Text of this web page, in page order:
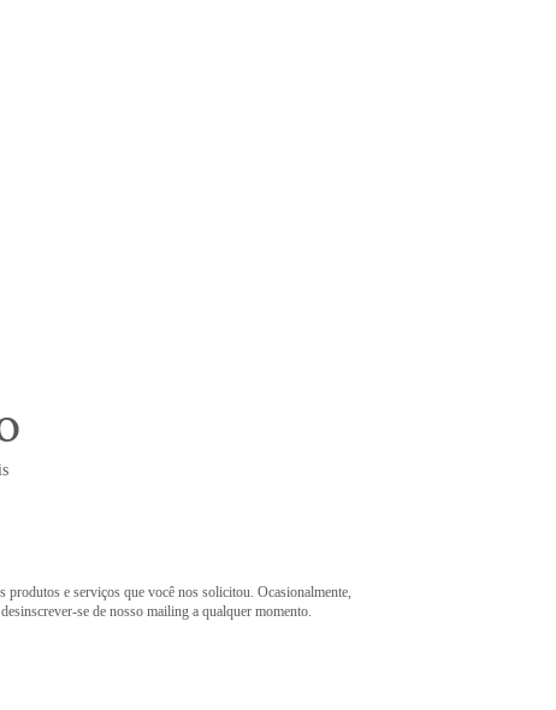
produtos e serviços que você nos solicitou. Ocasionalmente,
se de nosso mailing a qualquer momento.